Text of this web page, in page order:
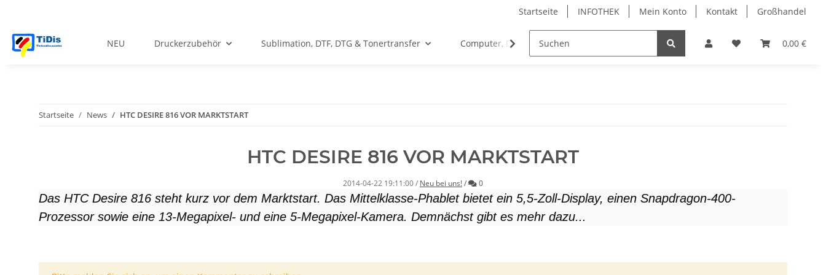
Startseite INFOTHEK Mein Konto Kontakt Großhandel
0,00 €
NEU Druckerzubehör Sublimation, DTF, DTG & Tonertransfer Computer, Drucker & Bürobedarf PVC Kartendrucker & Zubehör TiDis
Startseite News HTC DESIRE 816 VOR MARKTSTART
HTC DESIRE 816 VOR MARKTSTART
2014-04-22 19:11:00/ Neu bei uns!/ Kommentare
0
Das HTC Desire 816 steht kurz vor dem Marktstart. Das Mittelklasse-Phablet bietet ein 5,5-Zoll-Display, einen Snapdragon-400-
Prozessor sowie eine 13-Megapixel- und eine 5-Megapixel-Kamera. Demnächst gibt es mehr dazu...